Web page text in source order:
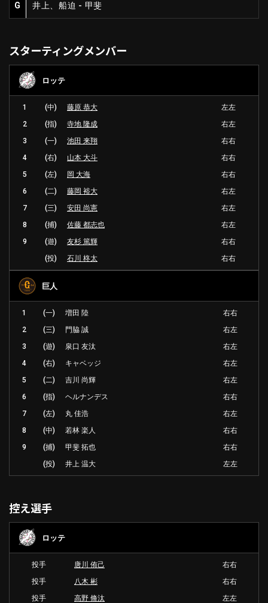
G 井上、船迫 - 甲斐
スターティングメンバー
ロッテ
1 (中) 藤原 恭大
左左
2
(指) 寺地 隆成
右左
3
(一) 池田 来翔
右右
4
(右) 山本 大斗
右右
5
(左) 岡 大海
右右
6
(二) 藤岡 裕大
右左
7
(三) 安田 尚憲
右左
8
(捕) 佐藤 都志也
右左
9
(遊) 友杉 篤輝
右右
(投)
石川 柊太 右右
巨人
1 (一) 増田 陸
右右
2
(三) 門脇 誠
右左
3
(遊) 泉口 友汰
右左
4
(右) キャベッジ
右左
5
(二) 吉川 尚輝
右左
6
(指) ヘルナンデス
右右
7
(左) 丸 佳浩
右左
8
(中) 若林 楽人
右右
9
(捕) 甲斐 拓也
右右
(投)
井上 温大 左左
控え選手
ロッテ
投手 唐川 侑己
右右
投手
八木 彬
右右
投手
高野 脩汰
左左